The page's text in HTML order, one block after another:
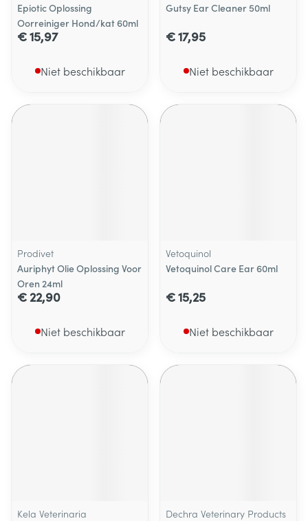
Epiotic Oplossing
Oorreiniger Hond/kat 60ml
€ 15,97
Niet beschikbaar
Gutsy Ear Cleaner 50ml
€ 17,95
Niet beschikbaar
Prodivet
Auriphyt Olie Oplossing Voor
Oren 24ml
€ 22,90
Niet beschikbaar
Vetoquinol
Vetoquinol Care Ear 60ml
€ 15,25
Niet beschikbaar
Kela Veterinaria
Dechra Veterinary Products